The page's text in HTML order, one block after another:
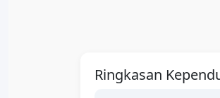
Ringkasan